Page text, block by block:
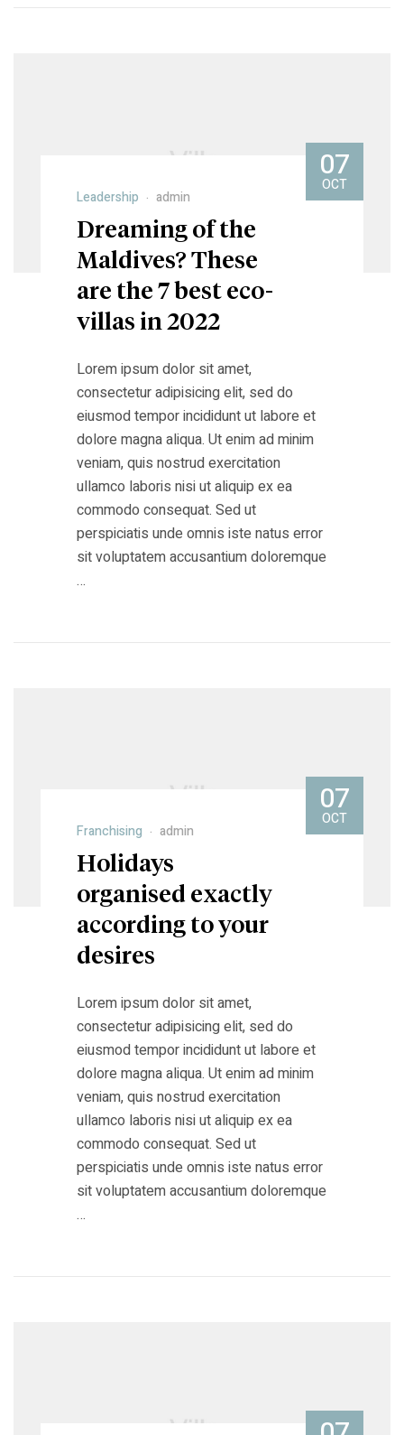
07
OCT
Leadership admin
Dreaming of the
Maldives? These
are the 7 best eco-
villas in 2022
Lorem ipsum dolor sit amet,
consectetur adipisicing elit, sed do
eiusmod tempor incididunt ut labore et
dolore magna aliqua. Ut enim ad minim
veniam, quis nostrud exercitation
ullamco laboris nisi ut aliquip ex ea
commodo consequat. Sed ut
perspiciatis unde omnis iste natus error
sit voluptatem accusantium doloremque
…
07
OCT
Franchising admin
Holidays
organised exactly
according to your
desires
Lorem ipsum dolor sit amet,
consectetur adipisicing elit, sed do
eiusmod tempor incididunt ut labore et
dolore magna aliqua. Ut enim ad minim
veniam, quis nostrud exercitation
ullamco laboris nisi ut aliquip ex ea
commodo consequat. Sed ut
perspiciatis unde omnis iste natus error
sit voluptatem accusantium doloremque
…